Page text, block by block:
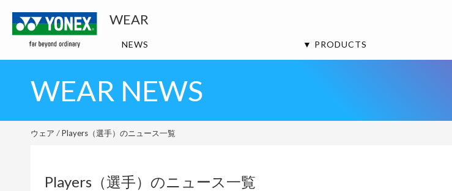
WEAR
NEWS ▼ PRODUCTS
WEAR NEWS
ウェア Players（選手）のニュース一覧
Players（選手）のニュース一覧